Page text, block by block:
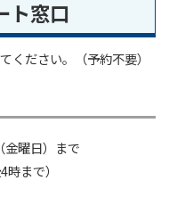
ト窓口
ください。（予約不要）
金曜日）まで
時まで）